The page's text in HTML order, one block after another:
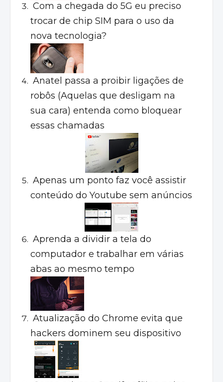
Com a chegada do 5G eu preciso
trocar de chip SIM para o uso da
nova tecnologia?
Anatel passa a proibir ligações de
robôs (Aquelas que desligam na
sua cara) entenda como bloquear
essas chamadas
Apenas um ponto faz você assistir
conteúdo do Youtube sem anúncios
Aprenda a dividir a tela do
computador e trabalhar em várias
abas ao mesmo tempo
Atualização do Chrome evita que
hackers dominem seu dispositivo